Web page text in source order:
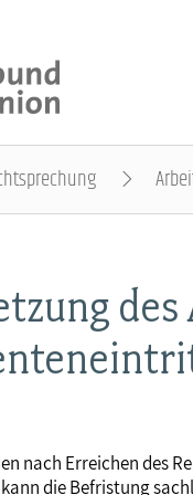
nach Erreichen des
die Befristung